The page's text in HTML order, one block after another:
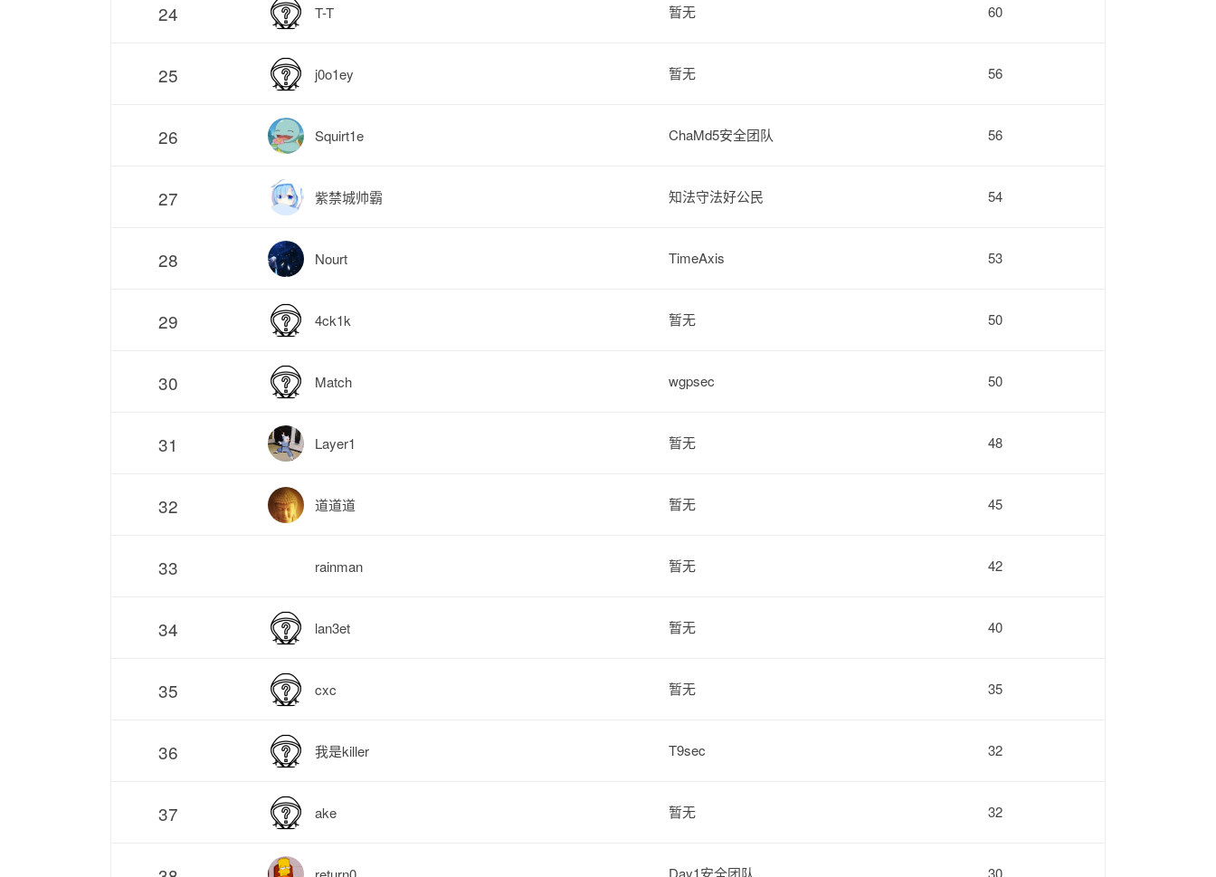
24 T-T 暂无 60
25 j0o1ey 暂无 56
26 Squirt1e ChaMd5安全团队 56
27 紫禁城帅霸 知法守法好公民 54
28 Nourt TimeAxis 53
29 4ck1k 暂无 50
30 Match wgpsec 50
31 Layer1 暂无 48
32 道道道 暂无 45
33 rainman 暂无 42
34 lan3et 暂无 40
35 cxc 暂无 35
36 我是killer T9sec 32
37 ake 暂无 32
Day1安全团队 30